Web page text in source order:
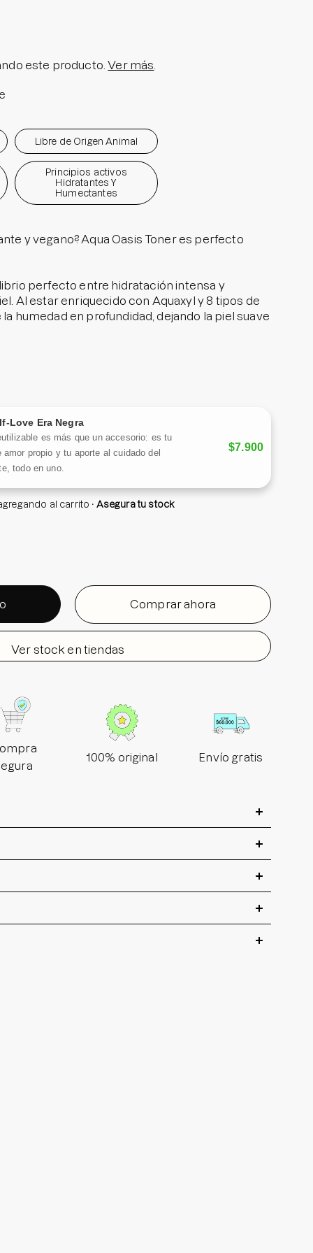
manchitas pos acné
este producto.Ver más
Libre de Origen Animal
Principios activos
Hidratantes Y
Humectantes
y vegano? Aqua Oasis Toner es perfecto
perfecto entre hidratación intensa y
Al estar enriquecido con Aquaxyl y 8 tipos de
humedad en profundidad, dejando la piel suave
el ranking coreano Hwahae en el año 2021 y
Grooming Awards 2022 y Musinsa Awards
hidratada y con un brillo saludable.
Love Era Negra
es más que un accesorio: es tu
amor propio y tu aporte al cuidado del
todo en uno.
$7.900
al carrito Asegura tu stock
Comprar ahora
Ver stock en tiendas
100% original Envío gratis